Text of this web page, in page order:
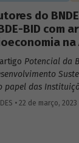
do
BID com
na
Potencial da
papel das
de
• 22 de março, 2023